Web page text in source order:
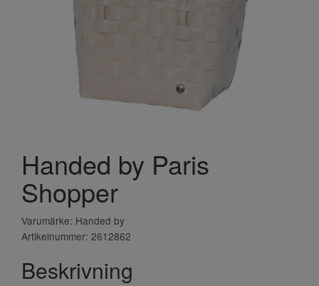
Handed by Paris
Shopper
Varumärke: Handed by
Artikelnummer: 2612862
Beskrivning